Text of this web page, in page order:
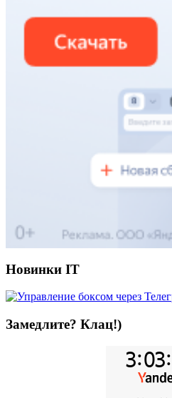
Новинки IT
Замедлите? Клац!)